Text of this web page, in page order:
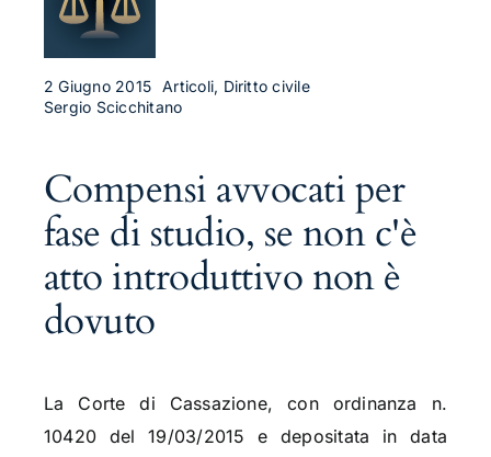
Approfondimenti
Contatti
2 Giugno 2015 Articoli, Diritto civile
Sergio Scicchitano
Compensi avvocati per
fase di studio, se non c'è
atto introduttivo non è
dovuto
La Corte di Cassazione, con ordinanza n.
10420 del 19/03/2015 e depositata in data